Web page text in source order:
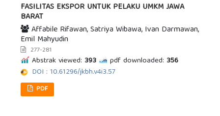
FASILITAS EKSPOR UNTUK PELAKU UMKM JAWA
BARAT
Affabile Rifawan, Satriya Wibawa, Ivan Darmawan,
Emil Mahyudin
277-281
Abstrak viewed: 393 pdf downloaded: 356
DOI : 10.61296/jkbh.v4i3.57
PDF